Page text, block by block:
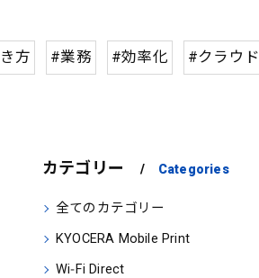
方 #業務 #効率化 #クラウド
カテゴリー Categories
全てのカテゴリー
KYOCERA Mobile Print
Wi‑Fi Direct